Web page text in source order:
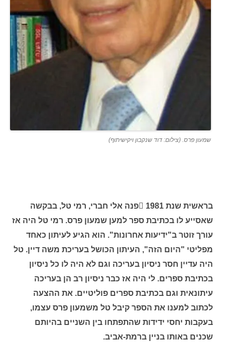
שמעון פרס. (צילום: דוד שנקבון ויקישיתוף)
בראשית שנת 1981 פנה אלי חברי, רמי טל, בבקשה
שאסייע לו בכתיבת ספר למען שמעון פרס. רמי טל היה אז
עורך זוטר ב"ידיעות אחרונות". הוא הגיע לעיתון כאחד
מפליטי "היום הזה", העיתון הכושל בעריכת משה דיין. טל
היה עדיין חסר ניסיון בעריכה וגם לא היה לו כל ניסיון
בכתיבת ספרים. לי היה אז כבר ניסיון רב הן בעריכה
עיתונאית וגם בכתיבת ספרים פוליטיים. את ההצעה
לכתוב למענו את הספר קיבל טל משמעון פרס עצמו,
בעקבות יחסי ידידות שהתפתחו בין השניים בהיותם
שכנים באותו בניין ברמת-אביב.